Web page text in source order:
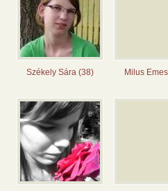
Székely Sára (38) Milus